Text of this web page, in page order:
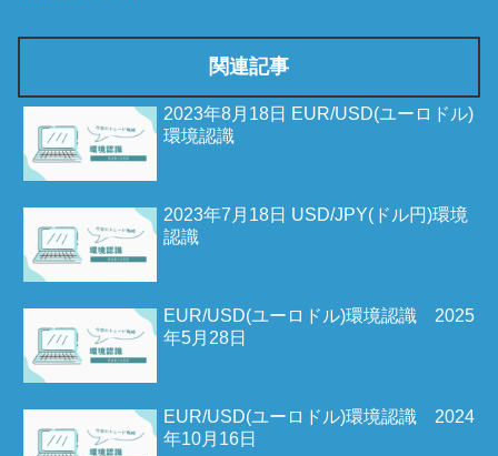
関連記事
2023年8月18日 EUR/USD(ユーロドル)
環境認識
2023年7月18日 USD/JPY(ドル円)環境
認識
EUR/USD(ユーロドル)環境認識 2025
年5月28日
EUR/USD(ユーロドル)環境認識 2024
年10月16日